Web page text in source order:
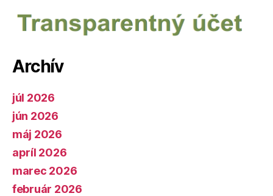
Archív
júl 2026
jún 2026
máj 2026
apríl 2026
marec 2026
február 2026